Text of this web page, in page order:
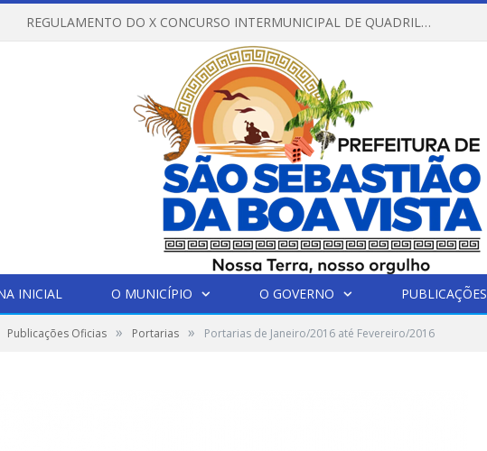
REGULAMENTO DO X CONCURSO INTERMUNICIPAL DE QUADRILHAS JUNINAS – 2026 – ARRAIÁ DA VENEZA
INICIAL O MUNICÍPIO O GOVERNO PUBLICAÇÕES
Publicações Oficias » Portarias » Portarias de Janeiro/2016 até Fevereiro/2016